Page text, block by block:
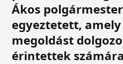
Ákos
egyeztetett,
megoldást
érintettek